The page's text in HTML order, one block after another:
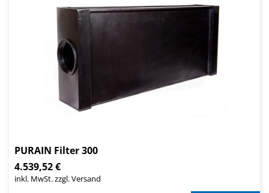
PURAIN Filter 300
4.539,52 €
inkl. MwSt. zzgl. Versand